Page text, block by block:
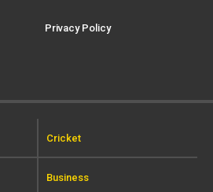
Privacy Policy
Cricket
Business